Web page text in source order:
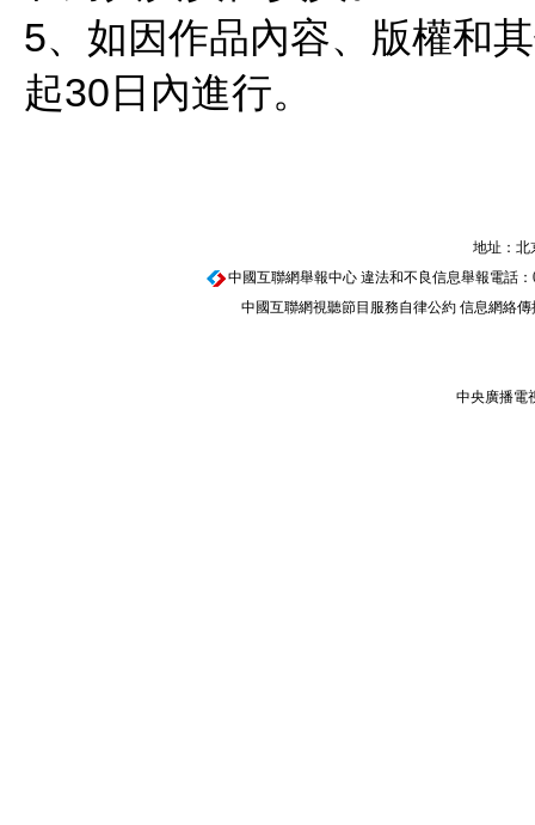
5、如因作品內容、版權和
起30日內進行。
地址：北
中國互聯網舉報中心違法和不良信息舉報電話：
中國互聯網視聽節目服務自律公約 信息網絡
中央廣播電